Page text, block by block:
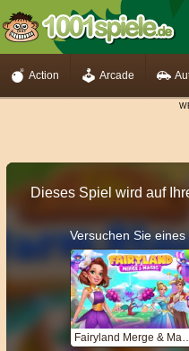
Action Arcade
Dieses Spiel wird auf
Versuchen Sie